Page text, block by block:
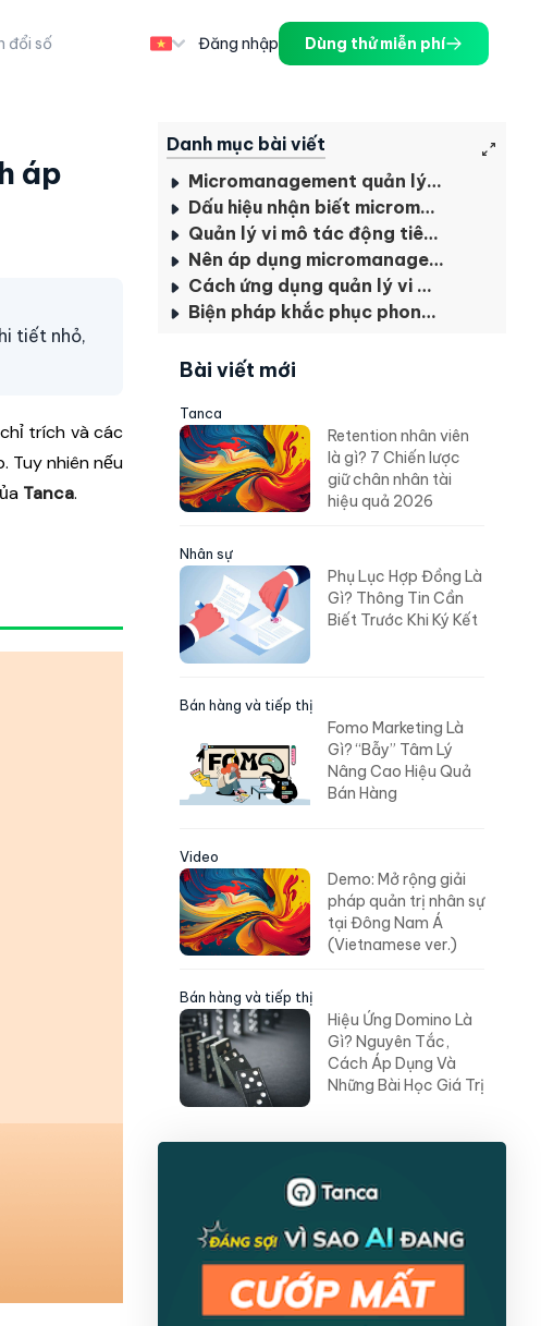
đổi số Đăng nhập Dùng thử miễn phí
áp
tiết nhỏ,
trích và các
Tuy nhiên nếu
Tanca.
Danh mục bài viết
Micromanagement quản lý vi mô là gì?
Dấu hiệu nhận biết micromanagement là gì?
Quản lý vi mô tác động tiêu cực như thế nào đến doanh nghiệp?
Nên áp dụng micromanagement khi nào?
Cách ứng dụng quản lý vi mô thành công
Biện pháp khắc phục phong cách quản lý vi mô trong doanh nghiệp
Bài viết mới
Tanca
Retention nhân viên
là gì? 7 Chiến lược
giữ chân nhân tài
hiệu quả 2026
Nhân sự
Phụ Lục Hợp Đồng Là
Gì? Thông Tin Cần
Biết Trước Khi Ký Kết
Bán hàng và tiếp thị
Fomo Marketing Là
Gì? “Bẫy” Tâm Lý
Nâng Cao Hiệu Quả
Bán Hàng
Video
Demo: Mở rộng giải
pháp quản trị nhân sự
tại Đông Nam Á
(Vietnamese ver.)
Bán hàng và tiếp thị
Hiệu Ứng Domino Là
Gì? Nguyên Tắc,
Cách Áp Dụng Và
Những Bài Học Giá Trị